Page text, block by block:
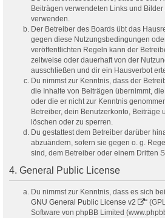
Beiträgen verwendeten Links und Bilder
verwenden.
Der Betreiber des Boards übt das
gegen diese Nutzungsbedingungen
veröffentlichten Regeln kann der
zeitweise oder dauerhaft von der
ausschließen und dir ein Hausverbot
Du nimmst zur Kenntnis, dass der
die Inhalte von Beiträgen übernimmt,
oder die er nicht zur Kenntnis
Betreiber, dein Benutzerkonto, Beiträge
löschen oder zu sperren.
Du gestattest dem Betreiber darüber
abzuändern, sofern sie gegen o. g.
sind, dem Betreiber oder einem Dritten
4. General Public License
Du nimmst zur Kenntnis, dass es sich
GNU General Public License v2
“
Software von phpBB Limited